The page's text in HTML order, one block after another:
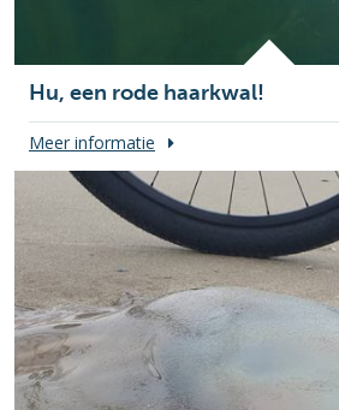
Hu, een rode haarkwal!
Meer informatie